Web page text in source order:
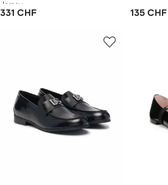
Jersey
331 CHF 135 CHF